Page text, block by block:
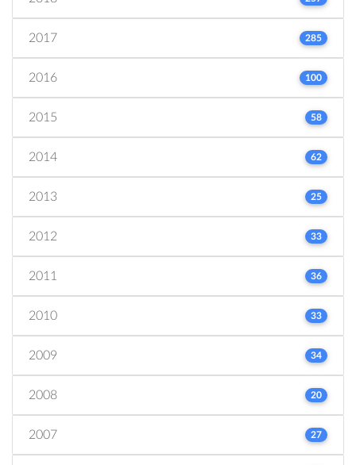
2017 285
2016 100
2015 58
2014 62
2013 25
2012 33
2011 36
2010 33
2009 34
2008 20
2007 27